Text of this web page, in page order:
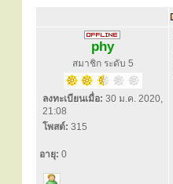
phy
สมาชิก ระดับ 5
ลงทะเบียนเมื่อ: 30 ม.ค. 2020,
21:08
โพสต์: 315
อายุ: 0